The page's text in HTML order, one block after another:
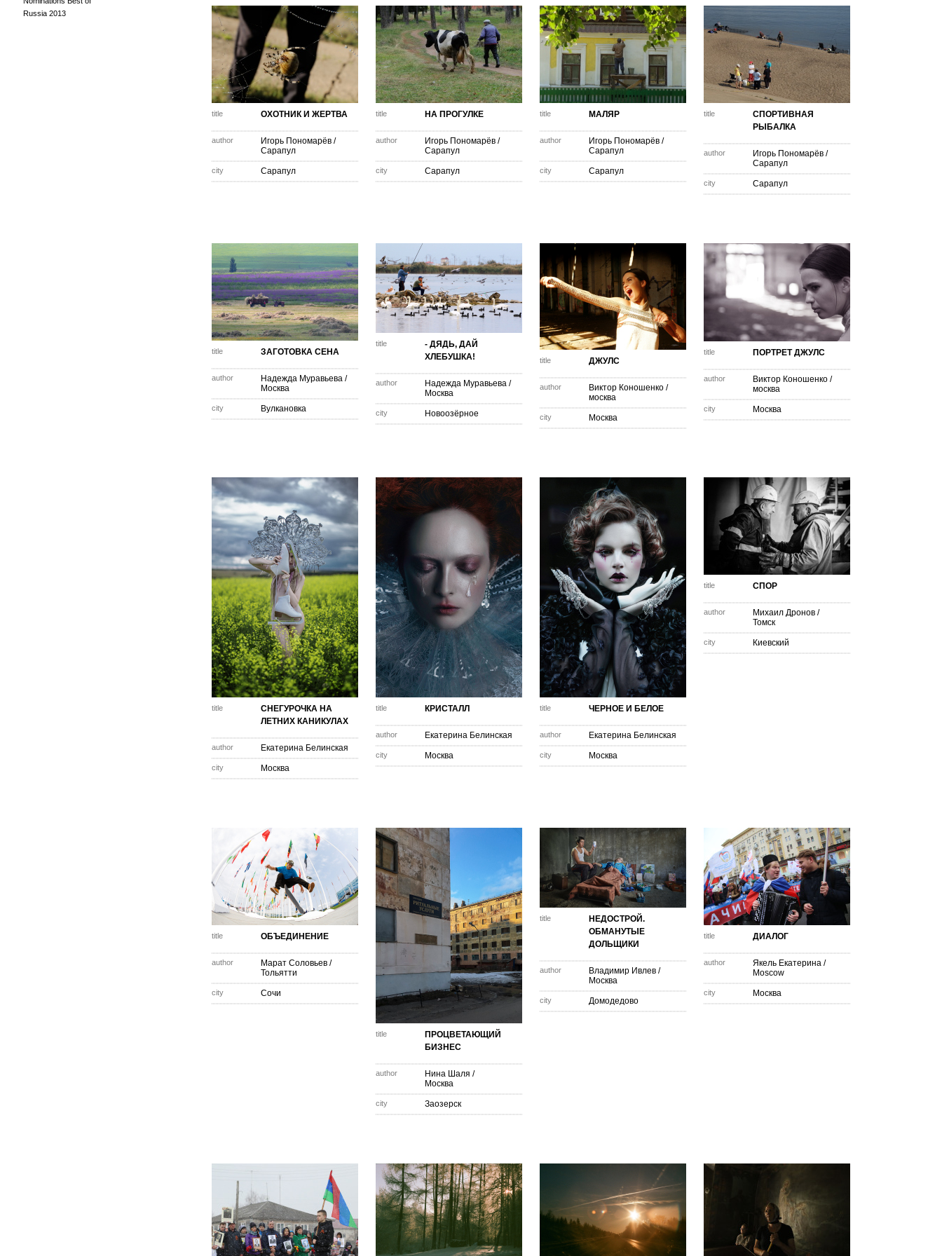
Russia 2013
title ОХОТНИК И ЖЕРТВА
author Игорь Пономарёв /
Сарапул
city Сарапул
title НА ПРОГУЛКЕ
author Игорь Пономарёв /
Сарапул
city Сарапул
title МАЛЯР
author Игорь Пономарёв /
Сарапул
city Сарапул
title
СПОРТИВНАЯ
РЫБАЛКА
author Игорь Пономарёв /
Сарапул
city Сарапул
title ЗАГОТОВКА СЕНА
author Надежда Муравьева /
Москва
city Вулкановка
title
- ДЯДЬ, ДАЙ
ХЛЕБУШКА!
author Надежда Муравьева /
Москва
city Новоозёрное
title ДЖУЛС
author Виктор Коношенко /
москва
city Москва
title ПОРТРЕТ ДЖУЛС
author Виктор Коношенко /
москва
city Москва
title
СНЕГУРОЧКА НА
ЛЕТНИХ КАНИКУЛАХ
author Екатерина Белинская
city Москва
title КРИСТАЛЛ
author Екатерина Белинская
city Москва
title ЧЕРНОЕ И БЕЛОЕ
author Екатерина Белинская
city Москва
title СПОР
author Михаил Дронов /
Томск
city Киевский
title ОБЪЕДИНЕНИЕ
author Марат Соловьев /
Тольятти
city Сочи
title
ПРОЦВЕТАЮЩИЙ
БИЗНЕС
author Нина Шаля /
Москва
city Заозерск
title
НЕДОСТРОЙ.
ОБМАНУТЫЕ
ДОЛЬЩИКИ
author Владимир Ивлев /
Москва
city Домодедово
title ДИАЛОГ
author Якель Екатерина /
Moscow
city Москва